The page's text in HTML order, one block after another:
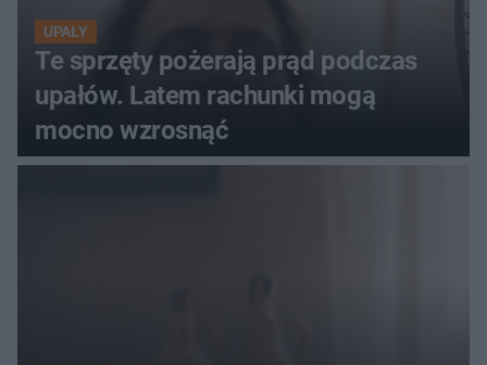
UPAŁY
Te sprzęty pożerają prąd podczas
upałów. Latem rachunki mogą
mocno wzrosnąć